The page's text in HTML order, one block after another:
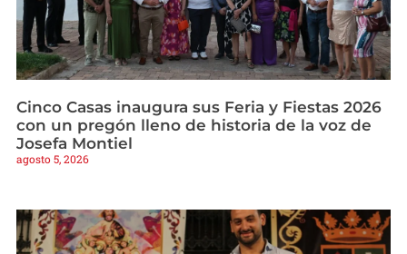
Cinco Casas inaugura sus Feria y Fiestas 2026
con un pregón lleno de historia de la voz de
Josefa Montiel
agosto 5, 2026